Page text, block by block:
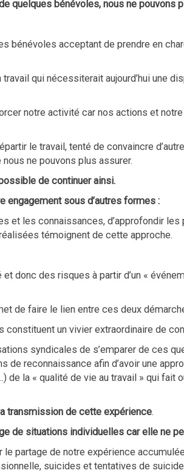
quelques bénévoles, nous ne
bénévoles acceptant de prendre en
qui nécessiterait aujourd’hui une
notre activité car nos actions et
le travail, tenté de convaincre
ne pouvons plus assurer.
de continuer ainsi.
engagement sous d’autres formes :
et les connaissances, d’approfondir
témoignent de cette approche.
donc des risques à partir d’un «
de faire le lien entre ces deux
un vivier extraordinaire de
syndicales de s’emparer de ces
de reconnaissance afin d’avoir une
la « qualité de vie au travail » qui fait
transmission de cette expérience.
de situations individuelles car elle ne
partage de notre expérience
suicides et tentatives de